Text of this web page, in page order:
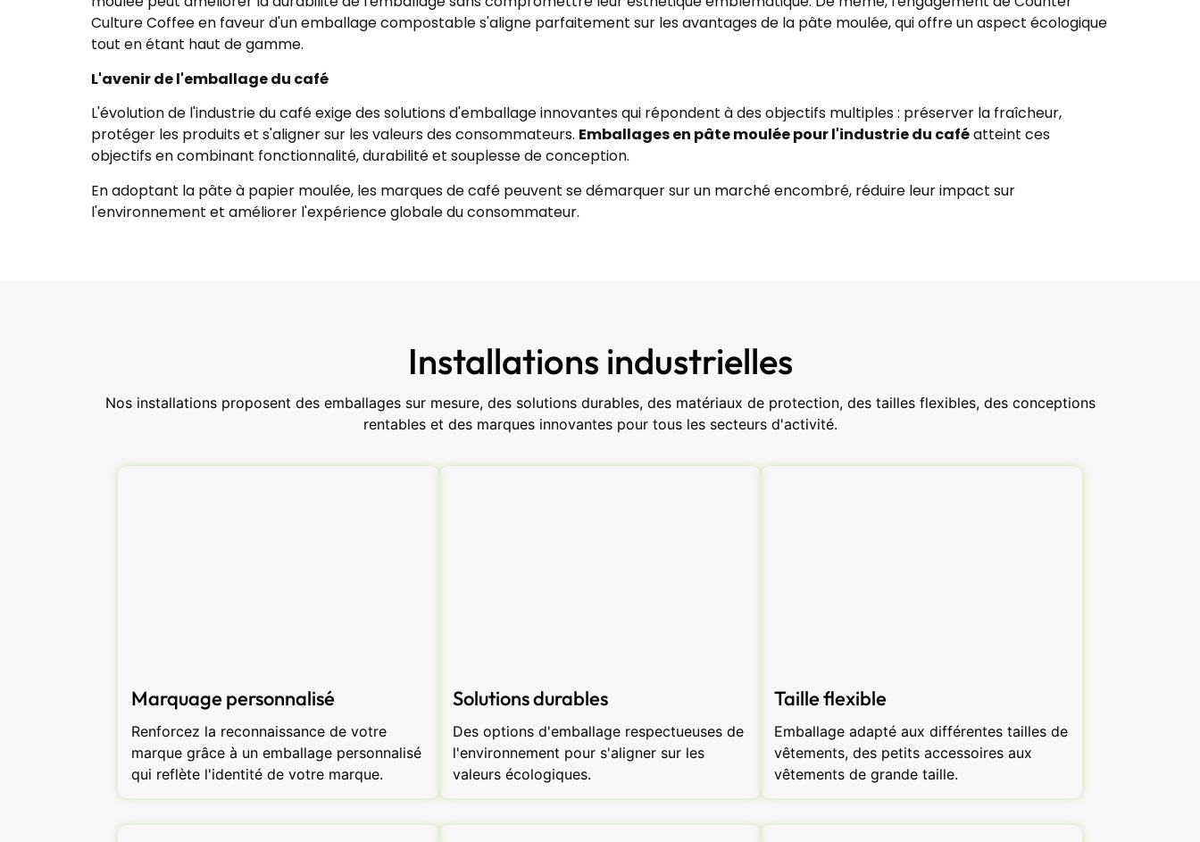
Culture Coffee en faveur d'un emballage compostable s'aligne parfaitement sur les avantages de la pâte moulée, qui offre un aspect écologique
tout en étant haut de gamme.
L'avenir de l'emballage du café
L'évolution de l'industrie du café exige des solutions d'emballage innovantes qui répondent à des objectifs multiples : préserver la fraîcheur,
protéger les produits et s'aligner sur les valeurs des consommateurs. Emballages en pâte moulée pour l'industrie du caféatteint ces
objectifs en combinant fonctionnalité, durabilité et souplesse de conception.
En adoptant la pâte à papier moulée, les marques de café peuvent se démarquer sur un marché encombré, réduire leur impact sur
l'environnement et améliorer l'expérience globale du consommateur.
Installations industrielles
Nos installations proposent des emballages sur mesure, des solutions durables, des matériaux de protection, des tailles flexibles, des conceptions
rentables et des marques innovantes pour tous les secteurs d'activité.
Marquage personnalisé
Renforcez la reconnaissance de votre
marque grâce à un emballage personnalisé
qui reflète l'identité de votre marque.
Solutions durables
Des options d'emballage respectueuses de
l'environnement pour s'aligner sur les
valeurs écologiques.
Taille flexible
Emballage adapté aux différentes tailles de
vêtements, des petits accessoires aux
vêtements de grande taille.